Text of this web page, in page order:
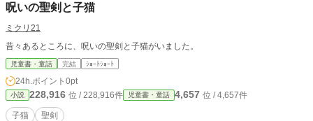
呪いの聖剣と子猫
ミクリ21
昔々あるところに、呪いの聖剣と子猫がいました。
児童書・童話 完結 ｼｮｰﾄｼｮｰﾄ
24h.ポイント 0pt
小説 228,916 位 / 228,916件 児童書・童話 4,657 位 / 4,657件
子猫 聖剣